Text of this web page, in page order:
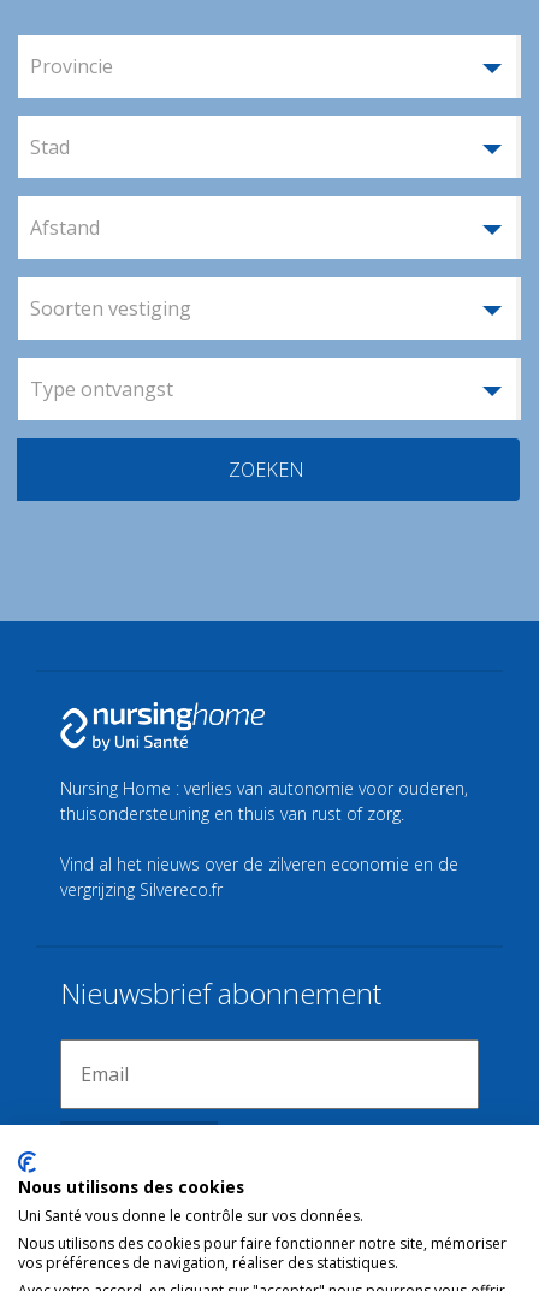
Provincie
Stad
Afstand
Soorten vestiging
Type ontvangst
ZOEKEN
Nous utilisons des cookies
Uni Santé vous donne le contrôle sur vos données.
Nous utilisons des cookies pour faire fonctionner notre site, mémoriser
vos préférences de navigation, réaliser des statistiques.
Nursing Home : verlies van autonomie voor ouderen,
thuisondersteuning en thuis van rust of zorg.
Vind al het nieuws over de zilveren economie en de
vergrijzing Silvereco.fr
Nieuwsbrief abonnement
Verbindingen